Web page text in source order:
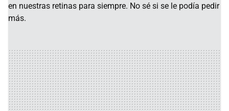
en nuestras retinas para siempre. No sé si se le podía pedir
más.